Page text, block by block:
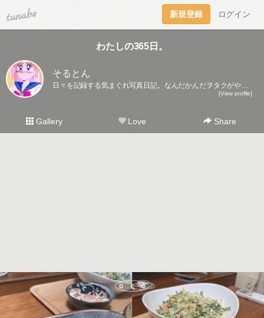
tuna.be 新規登録 ログイン
わたしの365日。
そるとん
日々を記録する気まぐれ写真日記。なんだかんだヲタクがやめられないみたいです。
[View profile]
Gallery Love Share